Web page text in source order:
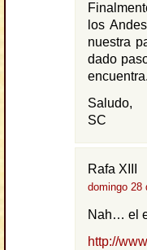
los
nuestra
dado
encuentra.
Saludo,
SC
Rafa XIII
domingo 28
Nah… el
http://